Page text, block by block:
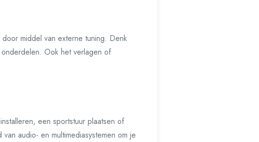
middel van externe tuning. Denk
Ook het verlagen of
een sportstuur plaatsen of
audio- en multimediasystemen om je